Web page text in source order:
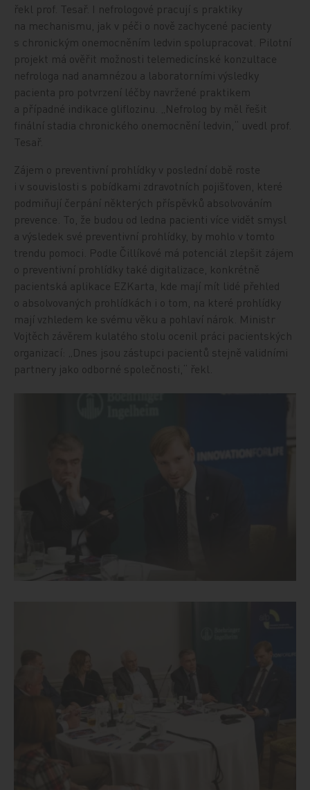
řekl prof. Tesař. I nefrologové pracují s praktiky
na mechanismu, jak v péči o nově zachycené pacienty
s chronickým onemocněním ledvin spolupracovat. Pilotní
projekt má ověřit možnosti telemedicínské konzultace
nefrologa nad anamnézou a laboratorními výsledky
pacienta pro potvrzení léčby navržené praktikem
a případné indikace gliflozinu. „Nefrolog by měl řešit
finální stadia chronického onemocnění ledvin,“ uvedl prof.
Tesař.
Zájem o preventivní prohlídky v poslední době roste
i v souvislosti s pobídkami zdravotních pojišťoven, které
podmiňují čerpání některých příspěvků absolvováním
prevence. To, že budou od ledna pacienti více vidět smysl
a výsledek své preventivní prohlídky, by mohlo v tomto
trendu pomoci. Podle Čillíkové má potenciál zlepšit zájem
o preventivní prohlídky také digitalizace, konkrétně
pacientská aplikace EZKarta, kde mají mít lidé přehled
o absolvovaných prohlídkách i o tom, na které prohlídky
mají vzhledem ke svému věku a pohlaví nárok. Ministr
Vojtěch závěrem kulatého stolu ocenil práci pacientských
organizací: „Dnes jsou zástupci pacientů stejně validními
partnery jako odborné společnosti,“ řekl.